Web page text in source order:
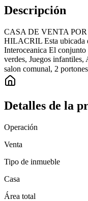
Descripción
CASA DE VENTA
HILACRIL Esta ubicada
Interoceanica El conjunto
verdes, Juegos
salon comunal, 2
Detalles de la
Operación
Venta
Tipo de inmueble
Casa
Área total